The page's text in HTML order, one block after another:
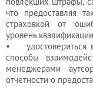
что предоставляя
страховкой от
уровень
• удостовериться
способы
менеджерами
отчетности о